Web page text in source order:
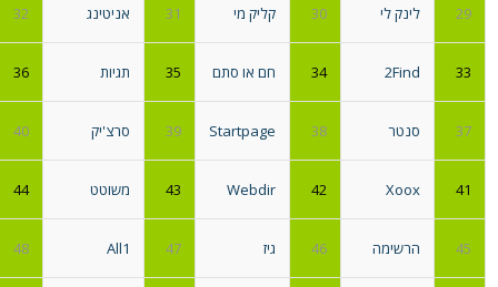
29 לינק לי 30 קליק מי 31 אניטינג 32
33
2Find
34 חם או סתם 35 תגיות 36
37 סנטר 38
Startpage
39 סרצ'יק 40
41
Xoox
42
Webdir
43 משוטט 44
45 הרשימה 46 גיז 47
All1
48